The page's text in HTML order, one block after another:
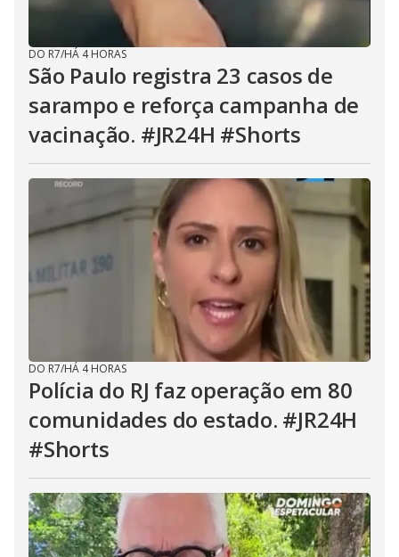
DO R7/HÁ 4 HORAS
São Paulo registra 23 casos de
sarampo e reforça campanha de
vacinação. #JR24H #Shorts
DO R7/HÁ 4 HORAS
Polícia do RJ faz operação em 80
comunidades do estado. #JR24H
#Shorts